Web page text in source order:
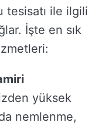
tesisatı ile ilgili
İşte en sık
yüksek
nemlenme,